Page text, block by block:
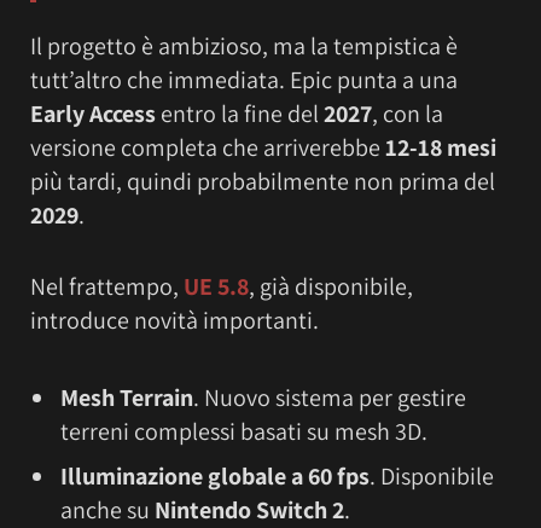
Il progetto è ambizioso, ma la tempistica è
tutt’altro che immediata. Epic punta a una
Early Accessentro la fine del2027, con la
versione completa che arriverebbe12-18 mesi
più tardi, quindi probabilmente non prima del
2029.
Nel frattempo, UE 5.8, già disponibile,
introduce novità importanti.
Mesh Terrain. Nuovo sistema per gestire
terreni complessi basati su mesh 3D.
Illuminazione globale a 60 fps. Disponibile
anche su Nintendo Switch 2.